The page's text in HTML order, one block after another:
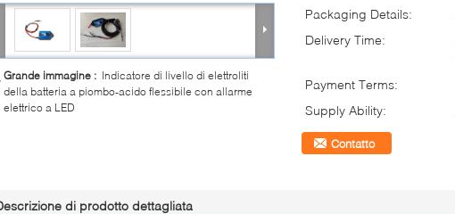
Grande immagine : Indicatore di livello di elettroliti
della batteria a piombo-acido flessibile con allarme
elettrico a LED
Packaging Details:
Delivery Time:
Payment Terms:
Supply Ability:
Contatto
di prodotto dettagliata